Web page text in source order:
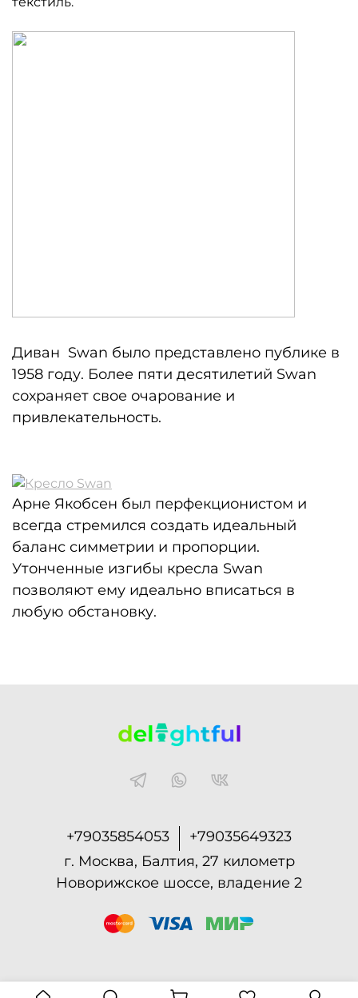
Диван Swan было представлено публике в
1958 году. Более пяти десятилетий Swan
сохраняет свое очарование и
привлекательность.
Арне Якобсен был перфекционистом и
всегда стремился создать идеальный
баланс симметрии и пропорции.
Утонченные изгибы кресла Swan
позволяют ему идеально вписаться в
любую обстановку.
+79035854053
+79035649323
г. Москва, Балтия, 27 километр
Новорижское шоссе, владение 2